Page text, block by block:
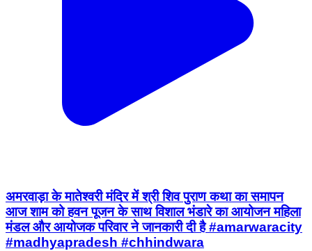
अमरवाड़ा के मातेश्वरी मंदिर में श्री शिव पुराण कथा का समापन
आज शाम को हवन पूजन के साथ विशाल भंडारे का आयोजन महिला
मंडल और आयोजक परिवार ने जानकारी दी है #amarwaracity
#madhyapradesh #chhindwara